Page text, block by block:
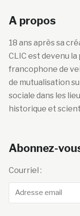
A propos
18 ans après sa
CLIC est devenu
francophone de
de mutualisation
sociale dans les
historique et
Abonnez-
Courriel :